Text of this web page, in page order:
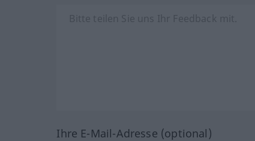
Ihre E-Mail-Adresse (optional)